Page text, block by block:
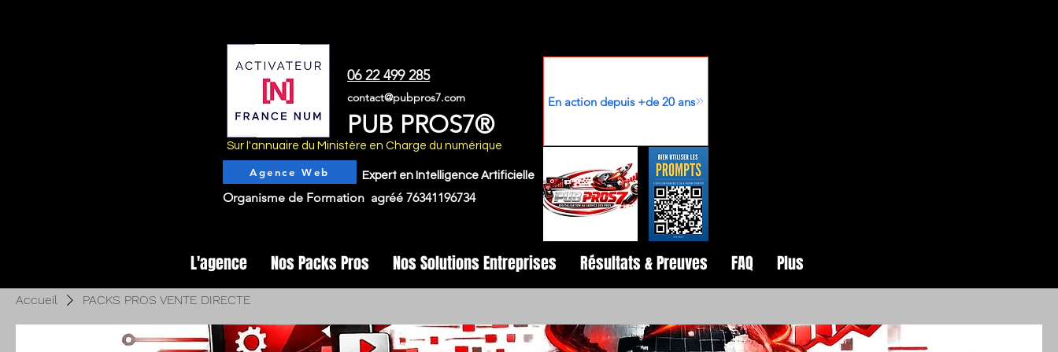
06 22 499 285
contact@pubpros7.com
PUB PROS7®
En action depuis +de 20 ans
Agence Web
Organisme de Formation agréé 76341196734
Expert en Intelligence Artificielle
Sur l'annuaire du Ministère en Charge du numérique
L'agence Nos Packs Pros Nos Solutions Entreprises Résultats & Preuves FAQ Plus
Accueil PACKS PROS VENTE DIRECTE